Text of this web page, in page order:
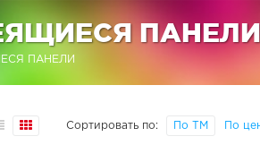
ПАНЕЛИ
ПАНЕЛИ
Сортировать по: По ТМ По